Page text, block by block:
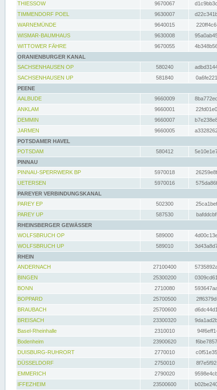
THIESSOW
9670067
TIMMENDORF POEL
9630007
WARNEMÜNDE
9640015
WISMAR-BAUMHAUS
9630008
WITTOWER FÄHRE
9670055
ORANIENBURGER KANAL
SACHSENHAUSEN OP
580240
SACHSENHAUSEN UP
581840
PEENE
AALBUDE
9660009
ANKLAM
9660001
DEMMIN
9660007
JARMEN
9660005
POTSDAMER HAVEL
POTSDAM
580412
PINNAU
PINNAU-SPERRWERK BP
5970018
UETERSEN
5970016
PAREYER VERBINDUNGSKANAL
PAREY EP
502300
PAREY UP
587530
RHEINSBERGER GEWÄSSER
WOLFSBRUCH OP
589000
WOLFSBRUCH UP
589010
RHEIN
ANDERNACH
27100400
BINGEN
25300200
BONN
2710080
BOPPARD
25700500
BRAUBACH
25700600
BREISACH
23300320
Basel-Rheinhalle
2310010
Bodenheim
23900620
DUISBURG-RUHRORT
2770010
DÜSSELDORF
2750010
EMMERICH
2790020
IFFEZHEIM
23500600